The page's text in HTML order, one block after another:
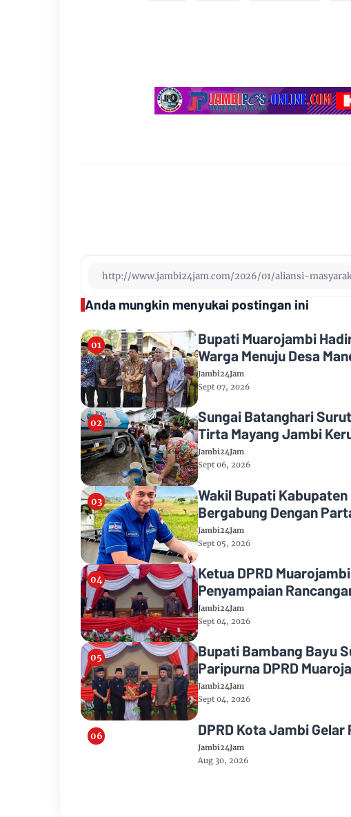
Anda mungkin menyukai postingan ini
Bupati Muarojambi
Warga Menuju Desa
Jambi24Jam
Sept 07, 2026
Sungai Batanghari
Tirta Mayang Jambi
Jambi24Jam
Sept 06, 2026
Wakil Bupati
Bergabung Dengan
Jambi24Jam
Sept 05, 2026
Ketua DPRD
Penyampaian
2026
Jambi24Jam
Sept 04, 2026
Bupati Bambang Bayu
Paripurna DPRD
Jambi24Jam
Sept 04, 2026
DPRD Kota Jambi
Jambi24Jam
Aug 30, 2026